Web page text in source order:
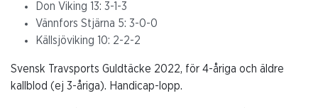
Don Viking 13: 3-1-3
Vännfors Stjärna 5: 3-0-0
Källsjöviking 10: 2-2-2
Svensk Travsports Guldtäcke 2022, för 4-åriga och äldre
kallblod (ej 3-åriga). Handicap-lopp.